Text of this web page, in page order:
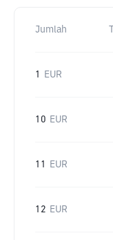
Jumlah
1 EUR
10 EUR
11 EUR
12 EUR